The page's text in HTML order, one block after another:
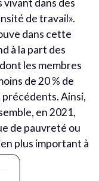
vivant dans des
de travail».
dans cette
à la part des
les membres
de 20 % de
Ainsi,
en 2021,
de pauvreté ou
plus important à